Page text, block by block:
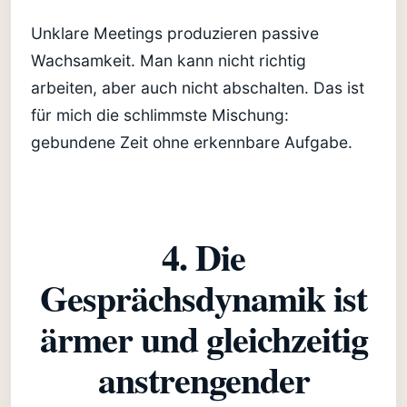
Unklare Meetings produzieren passive
Wachsamkeit. Man kann nicht richtig
arbeiten, aber auch nicht abschalten. Das ist
für mich die schlimmste Mischung:
gebundene Zeit ohne erkennbare Aufgabe.
4. Die
Gesprächsdynamik ist
ärmer und gleichzeitig
anstrengender